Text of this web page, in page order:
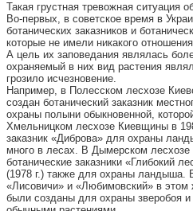
Такая грустная тревожная ситуация
Во-первых, в советское время в
ботанических заказников и
которые не имели никакого
А цель их заповедания являлась
охраняемый в них вид растения
грозило исчезновение.
Например, в Полесском лесхозе
создан ботанический заказник
охраны полыни обыкновенной,
Хмельницком лесхозе Киевщины в
заказник «Диброва» для охраны
много в лесах. В Дымерском
ботанические заказники «Глибокий
(1978 г.) также для охраны ландыша.
«Лисовичи» и «Любимовский» в этом
были созданы для охраны зверобоя